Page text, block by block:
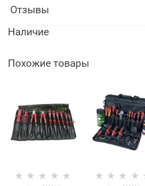
Отзывы
Наличие
Похожие товары